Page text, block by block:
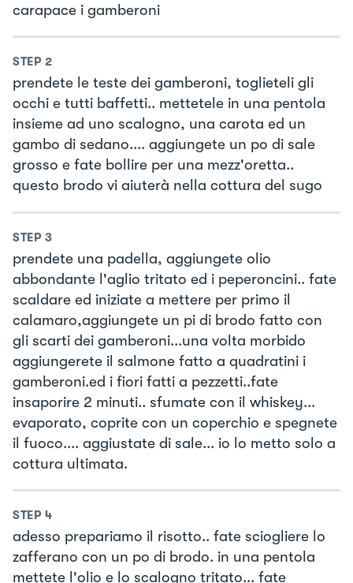
carapace i gamberoni
STEP 2
prendete le teste dei gamberoni, toglieteli gli
occhi e tutti baffetti.. mettetele in una pentola
insieme ad uno scalogno, una carota ed un
gambo di sedano.... aggiungete un po di sale
grosso e fate bollire per una mezz'oretta..
questo brodo vi aiuterà nella cottura del sugo
STEP 3
prendete una padella, aggiungete olio
abbondante l'aglio tritato ed i peperoncini.. fate
scaldare ed iniziate a mettere per primo il
calamaro,aggiungete un pi di brodo fatto con
gli scarti dei gamberoni...una volta morbido
aggiungerete il salmone fatto a quadratini i
gamberoni.ed i fiori fatti a pezzetti..fate
insaporire 2 minuti.. sfumate con il whiskey...
evaporato, coprite con un coperchio e spegnete
il fuoco.... aggiustate di sale... io lo metto solo a
cottura ultimata.
STEP 4
adesso prepariamo il risotto.. fate sciogliere lo
zafferano con un po di brodo. in una pentola
mettete l'olio e lo scalogno tritato... fate